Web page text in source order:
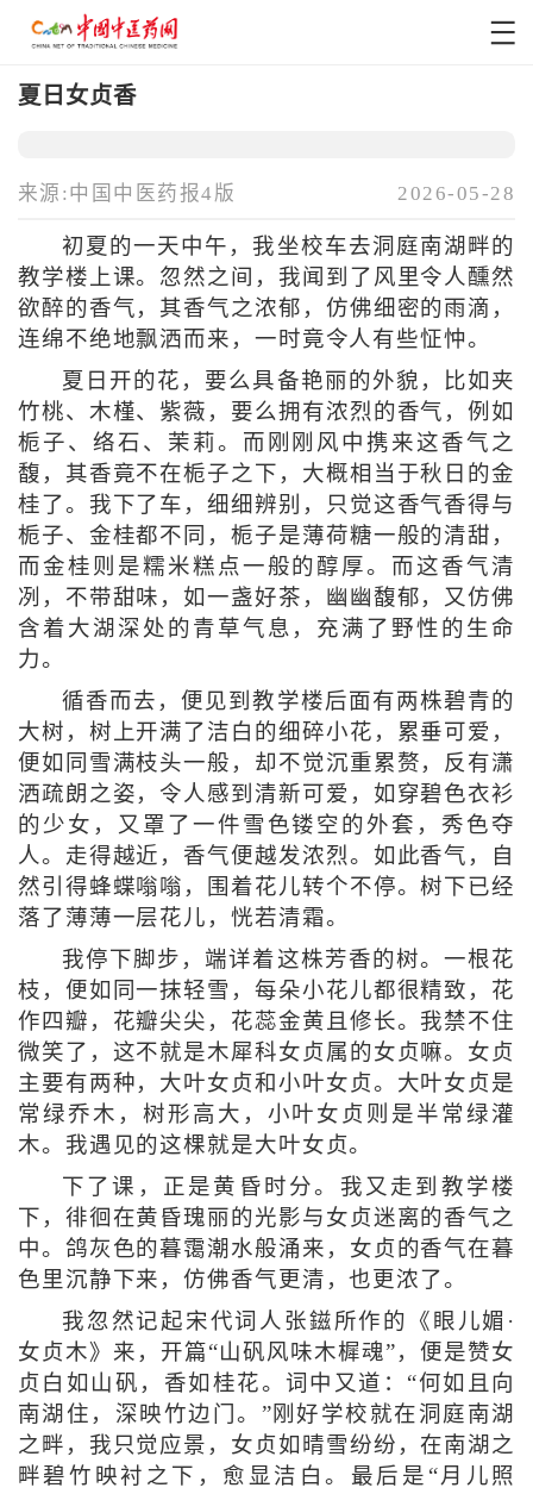
夏日女贞香
来源:中国中医药报4版 2026-05-28
初夏的一天中 午，我坐校车去洞庭南湖畔的
教学楼上课。忽然之间，我闻到了风里令人醺然
欲醉的香气，其香气之浓郁，仿佛细密的雨滴，
连绵不绝地飘洒而来，一时竟令人有些怔忡。
夏日开的花，要么具备艳丽的外貌，比如夹
竹桃、木槿、紫薇，要么拥有浓烈的香气，例如
栀子、络石、茉莉。而刚刚风中携来这香气之
馥，其香竟不在栀子之下，大概相当于秋日的金
桂了。我下了车，细细辨别，只觉这香气香得与
栀子、金桂都不同，栀子是薄荷糖一般的清甜，
而金桂则是糯米糕点一般的醇厚。而这香气清
冽，不带甜味，如一盏好茶，幽幽馥郁，又仿佛
含着大湖深处的青草气息，充满了野性的生命
力。
循香而去，便见到教学楼后面有两株碧青的
大树，树上开满了洁白的细碎小花，累垂可爱，
便如同雪满枝头一般，却不觉沉重累赘，反有潇
洒疏朗之姿，令人感到清新可爱，如穿碧色衣衫
的少女，又罩了一件雪色镂空的外套，秀色夺
人。走得越近，香气便越发浓烈。如此香气，自
然引得蜂蝶嗡嗡，围着花儿转个不停。树下已经
落了薄薄一层花儿，恍若清霜。
我停下脚步，端详着这株芳香的树。一根花
枝，便如同一抹轻雪，每朵小花儿都很精致，花
作四瓣，花瓣尖尖，花蕊金黄且修长。我禁不住
微笑了，这不就是木犀科女贞属的女贞嘛。女贞
主要有两种，大叶女贞和小叶女贞。大叶女贞是
常绿乔木，树形高大，小叶女贞则是半常绿灌
木。我遇见的这棵就是大叶女贞。
下了课，正是黄昏时分。我又走到教学楼
下，徘徊在黄昏瑰丽的光影与女贞迷离的香气之
中。鸽灰色的暮霭潮水般涌来，女贞的香气在暮
色里沉静下来，仿佛香气更清，也更浓了。
我忽然记起宋代词人张鎡所作的《眼儿媚·
女贞木》来，开篇“山矾风味木樨魂”，便是赞女
贞白如山矾，香如桂花。词中又道：“何如且向
南湖住，深映竹边门。”刚好学校就在洞庭南湖
之畔，我只觉应景，女贞如晴雪纷纷，在南湖之
畔碧竹映衬之下，愈显洁白。最后是“月儿照